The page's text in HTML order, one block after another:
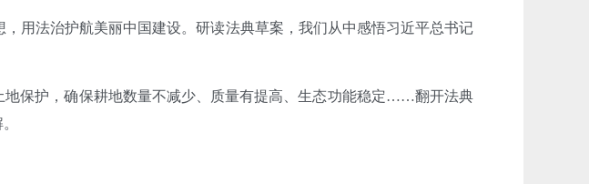
用法治护航美丽中国建设。研读法典草案，我们从中感悟习近平总书记
地保护，确保耕地数量不减少、质量有提高、生态功能稳定……翻开法典